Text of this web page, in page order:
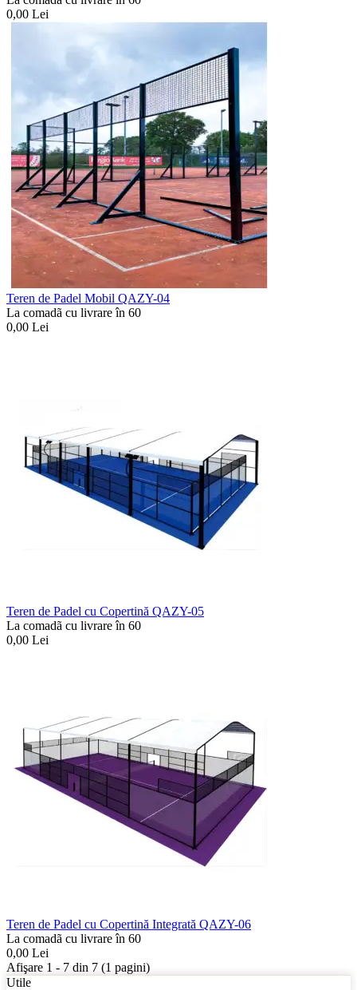
0,00 Lei
Teren de Padel Mobil QAZY-04
La comadã cu livrare în 60
0,00 Lei
Teren de Padel cu Copertină QAZY-05
La comadã cu livrare în 60
0,00 Lei
Teren de Padel cu Copertină Integrată QAZY-06
La comadã cu livrare în 60
0,00 Lei
Afişare 1 - 7 din 7 (1 pagini)
Utile